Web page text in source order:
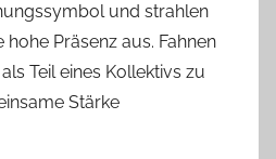
und strahlen
hohe Präsenz aus. Fahnen
Teil eines Kollektivs zu
Stärke